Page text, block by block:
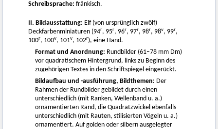
Schreibsprache: fränkisch.
II. Bildausstattung: Elf (von ursprünglich zwölf)
Deckfarbenminiaturen (94r, 95r, 96r, 97r, 98r, 98v, 99r,
100r, 100v, 101v, 102r), eine Hand.
Format und Anordnung: Rundbilder (61–78 mm Dm)
vor quadratischem Hintergrund, links zu Beginn des
zugehörigen Textes in den Schriftspiegel eingerückt.
Bildaufbau und -ausführung, Bildthemen: Der
Rahmen der Rundbilder gebildet durch einen
unterschiedlich (mit Ranken, Wellenband u. a.)
ornamentierten Rand, die Quadratzwickel ebenfalls
unterschiedlich (mit Rauten, stilisierten Vögeln u. a.)
ornamentiert. Auf golden oder silbern ausgelegter